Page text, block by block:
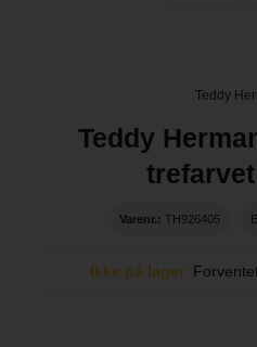
Teddy
Teddy
Varenr.: TH926405
Ikke på lager